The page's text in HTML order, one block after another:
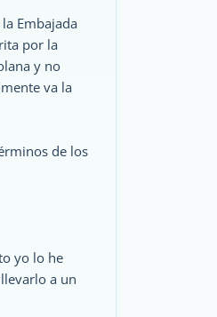
Embajada
por la
y no
va la
de los
yo lo he
a un